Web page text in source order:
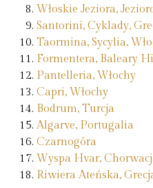
Włoskie Jeziora,
Santorini, Cyklady,
Taormina, Sycylia,
Formentera, Baleary
Pantelleria, Włochy
Capri, Włochy
Bodrum, Turcja
Algarve, Portugalia
Czarnogóra
Wyspa Hvar,
Riwiera Ateńska,